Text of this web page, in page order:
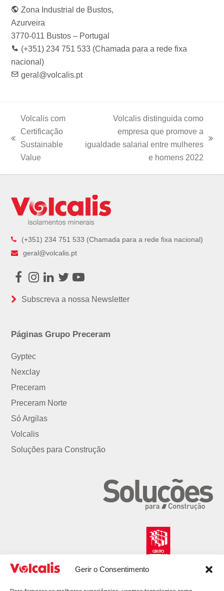
Gerir o Consentimento
o
o
k
g
r
a
m
e
r
d
I
b
e
Zona Industrial de Bustos,
Azurveira
3770-011 Bustos – Portugal
(+351) 234 751 533 (Chamada para a rede fixa
nacional)
geral@volcalis.pt
previous
post:
Volcalis com
Certificação
Sustainable
Value
next
Volcalis distinguida como
empresa que promove a
igualdade salarial entre mulheres
e homens 2022
(+351) 234 751 533 (Chamada para a rede fixa nacional)
geral@volcalis.pt
Facebook
Instagram
LinkedIn
TwitterYoutube
Subscreva a nossa Newsletter
Páginas Grupo Preceram
Gyptec
Nexclay
Preceram
Preceram Norte
Só Argilas
Volcalis
Soluções para Construção